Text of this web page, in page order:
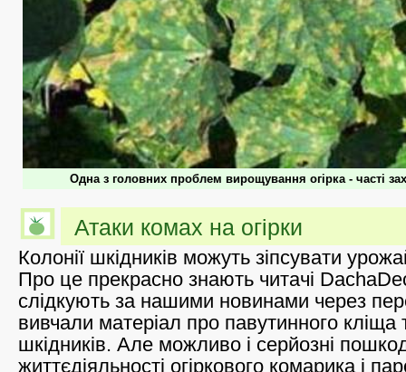
Одна з головних проблем вирощування огірка - часті
Атаки комах на огірки
Колонії шкідників можуть зіпсувати
Про це прекрасно знають читачі
слідкують за нашими новинами через
вивчали матеріал про павутинного кліща
шкідників. Але можливо і серйозні
життєдіяльності огіркового комарика і